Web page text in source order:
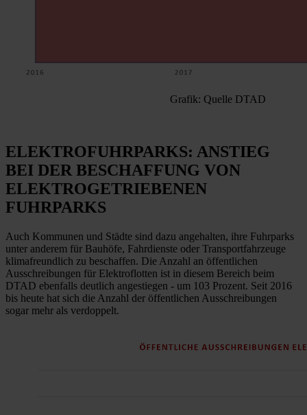
Grafik: Quelle DTAD
ELEKTROFUHRPARKS: ANSTIEG
BEI DER BESCHAFFUNG VON
ELEKTROGETRIEBENEN
FUHRPARKS
Auch Kommunen und Städte sind dazu angehalten, ihre Fuhrparks
unter anderem für Bauhöfe, Fahrdienste oder Transportfahrzeuge
klimafreundlich zu beschaffen. Die Anzahl an öffentlichen
Ausschreibungen für Elektroflotten ist in diesem Bereich beim
DTAD ebenfalls deutlich angestiegen - um 103 Prozent. Seit 2016
bis heute hat sich die Anzahl der öffentlichen Ausschreibungen
sogar mehr als verdoppelt.